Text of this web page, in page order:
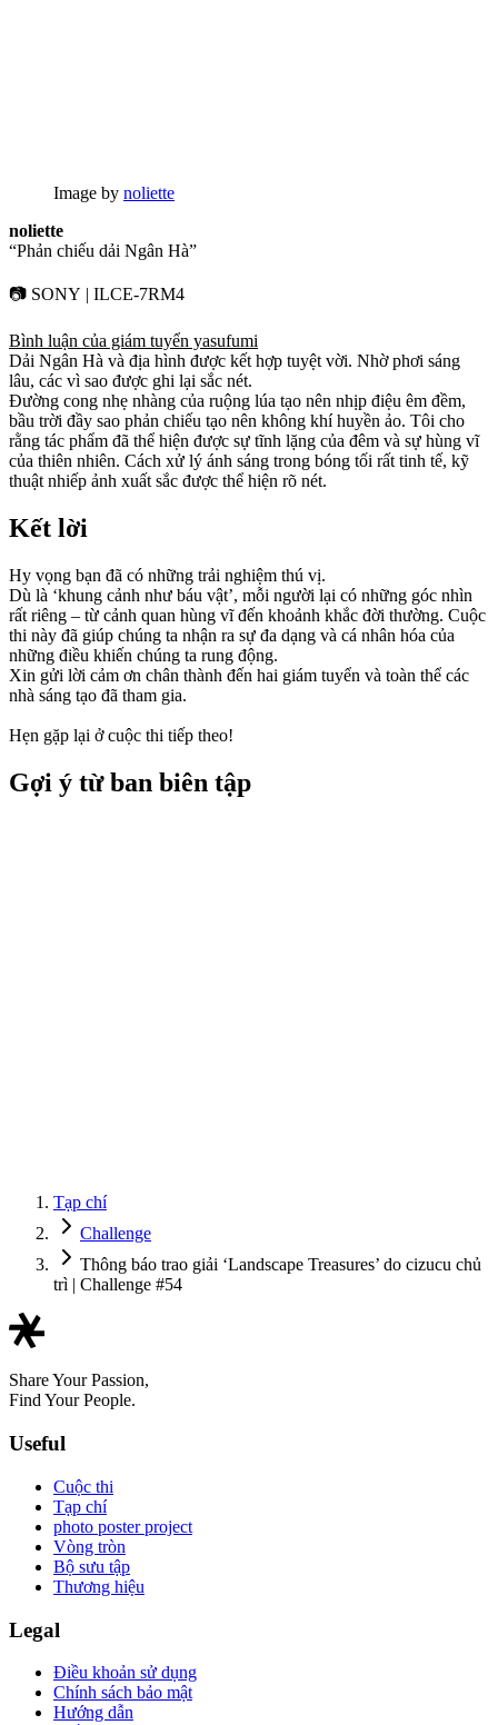
Image by noliette
noliette
“Phản chiếu dải Ngân Hà”
📷 SONY | ILCE-7RM4
Bình luận của giám tuyển yasufumi
Dải Ngân Hà và địa hình được kết hợp tuyệt vời. Nhờ phơi sáng
lâu, các vì sao được ghi lại sắc nét.
Đường cong nhẹ nhàng của ruộng lúa tạo nên nhịp điệu êm đềm,
bầu trời đầy sao phản chiếu tạo nên không khí huyền ảo. Tôi cho
rằng tác phẩm đã thể hiện được sự tĩnh lặng của đêm và sự hùng vĩ
của thiên nhiên. Cách xử lý ánh sáng trong bóng tối rất tinh tế, kỹ
thuật nhiếp ảnh xuất sắc được thể hiện rõ nét.
Kết lời
Hy vọng bạn đã có những trải nghiệm thú vị.
Dù là ‘khung cảnh như báu vật’, mỗi người lại có những góc nhìn
rất riêng – từ cảnh quan hùng vĩ đến khoảnh khắc đời thường. Cuộc
thi này đã giúp chúng ta nhận ra sự đa dạng và cá nhân hóa của
những điều khiến chúng ta rung động.
Xin gửi lời cảm ơn chân thành đến hai giám tuyển và toàn thể các
nhà sáng tạo đã tham gia.
Hẹn gặp lại ở cuộc thi tiếp theo!
Gợi ý từ ban biên tập
Tạp chí
Challenge
Thông báo trao giải ‘Landscape Treasures’ do cizucu chủ
trì | Challenge #54
Share Your Passion,
Find Your People.
Useful
Cuộc thi
Tạp chí
photo poster project
Vòng tròn
Bộ sưu tập
Thương hiệu
Legal
Điều khoản sử dụng
Chính sách bảo mật
Hướng dẫn